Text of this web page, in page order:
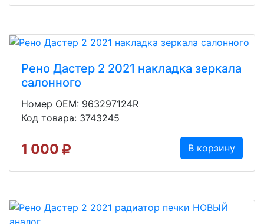
Рено Дастер 2 2021 накладка зеркала
салонного
Номер OEM: 963297124R
Код товара: 3743245
1 000 В корзину